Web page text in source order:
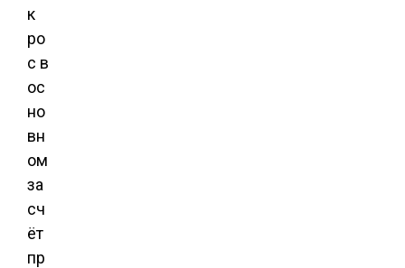
к
ро
с в
ос
но
вн
ом
за
сч
ёт
пр